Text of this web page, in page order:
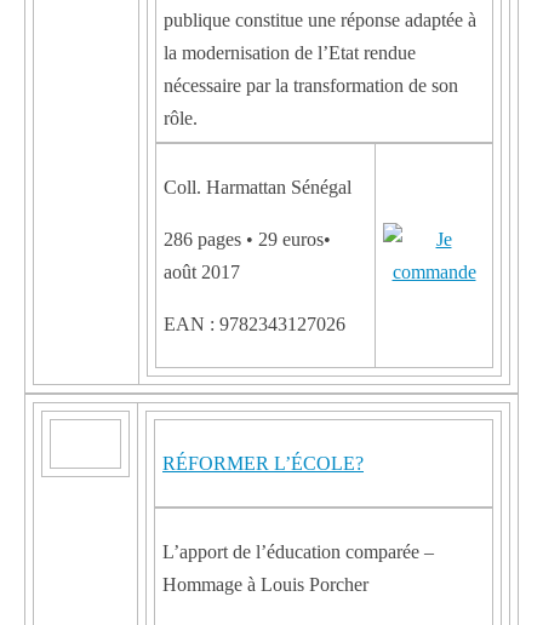
publique constitue une réponse adaptée à
la modernisation de l’Etat rendue
nécessaire par la transformation de son
rôle.
Coll. Harmattan Sénégal
286 pages • 29 euros•
août 2017
EAN : 9782343127026
RÉFORMER L’ÉCOLE?
L’apport de l’éducation comparée –
Hommage à Louis Porcher